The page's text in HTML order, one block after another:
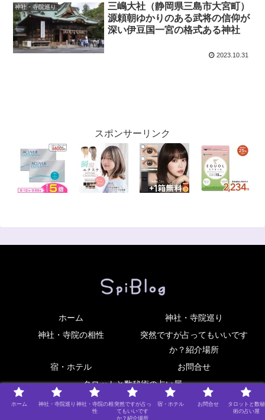
神社・寺院巡り
三嶋大社（静岡県三島市大宮町）
源頼朝ゆかりのある武将の信仰が
深い伊豆国一宮の格式ある神社
2023.10.31
スポンサーリンク
ホーム
神社・寺院巡り
神社・寺院の相性
突然ですが占ってもいいです
か？紹介場所
宿・ホテル
お問合せ
タロットと数秘術の占い屋
© 2021 SpiBlog.
ホーム 神社・寺院巡り 神社・寺院の相
性
突然ですが占っ
てもいいです
か？紹介場所
宿・ホテル お問合せ
タロットと数秘
術の占い屋